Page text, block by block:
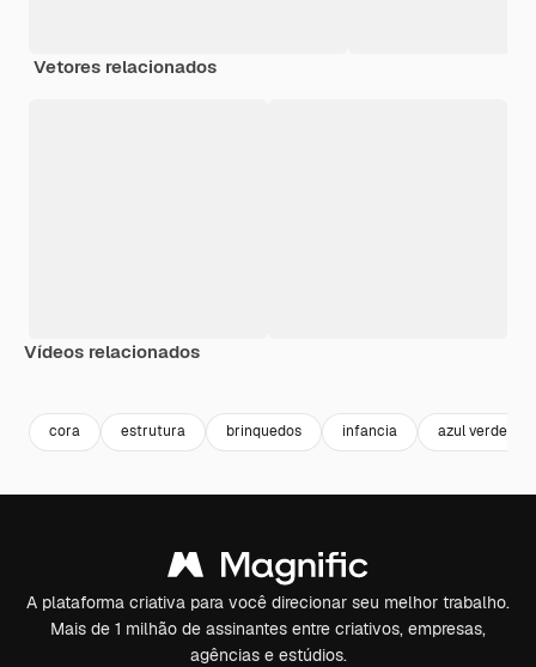
Vetores relacionados
Vídeos relacionados
cora estrutura brinquedos infancia azul verde
A plataforma criativa para você direcionar seu melhor trabalho.
Mais de 1 milhão de assinantes entre criativos, empresas,
agências e estúdios.